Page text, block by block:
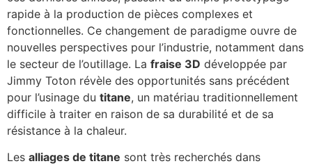
rapide à la production de pièces complexes et
fonctionnelles. Ce changement de paradigme ouvre de
nouvelles perspectives pour l’industrie, notamment dans
le secteur de l’outillage. La fraise 3D développée par
Jimmy Toton révèle des opportunités sans précédent
pour l’usinage du titane, un matériau traditionnellement
difficile à traiter en raison de sa durabilité et de sa
résistance à la chaleur.
Les alliages de titane sont très recherchés dans